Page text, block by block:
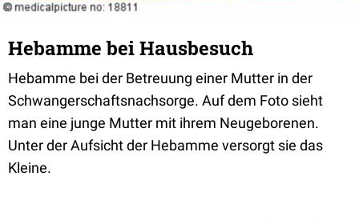
Hebamme bei Hausbesuch
Hebamme bei der Betreuung einer Mutter in der
Schwangerschaftsnachsorge. Auf dem Foto sieht
man eine junge Mutter mit ihrem Neugeborenen.
Unter der Aufsicht der Hebamme versorgt sie das
Kleine.